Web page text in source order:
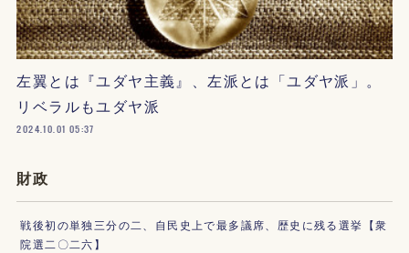
左翼とは『ユダヤ主義』、左派とは「ユダヤ派」。
リベラルもユダヤ派
2024.10.01 05:37
財政
戦後初の単独三分の二、自民史上で最多議席、歴史に残る選挙【衆
院選二〇二六】